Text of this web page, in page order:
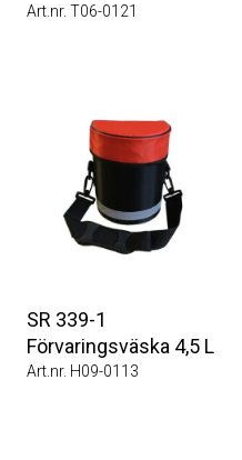
Art.nr. T06-0121
SR 339-1
Förvaringsväska 4,5 L
Art.nr. H09-0113